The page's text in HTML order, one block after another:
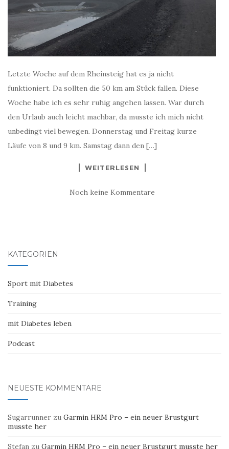
Letzte Woche auf dem Rheinsteig hat es ja nicht
funktioniert. Da sollten die 50 km am Stück fallen. Diese
Woche habe ich es sehr ruhig angehen lassen. War durch
den Urlaub auch leicht machbar, da musste ich mich nicht
unbedingt viel bewegen. Donnerstag und Freitag kurze
Läufe von 8 und 9 km. Samstag dann den […]
WEITERLESEN
Noch keine Kommentare
KATEGORIEN
Sport mit Diabetes
Training
mit Diabetes leben
Podcast
NEUESTE KOMMENTARE
Sugarrunner zu Garmin HRM Pro – ein neuer Brustgurt
musste her
Stefan zu Garmin HRM Pro – ein neuer Brustgurt musste her